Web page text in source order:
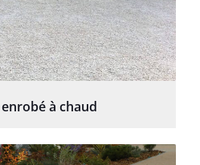
à chaud